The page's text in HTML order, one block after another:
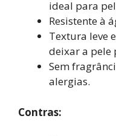
ideal para
Resistente à
Textura leve
deixar a pele
Sem
alergias.
Contras: